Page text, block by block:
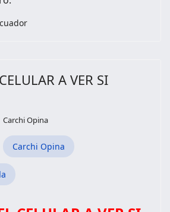
A VER SI
Carchi Opina
Carchi Opina